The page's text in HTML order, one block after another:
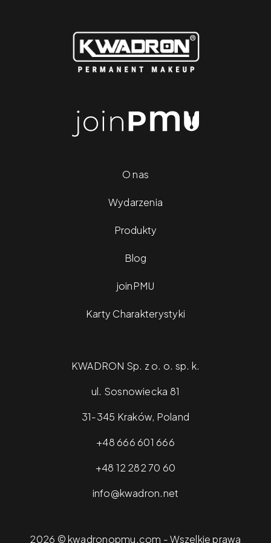
O nas
Wydarzenia
Produkty
Blog
joinPMU
Karty Charakterystyki
KWADRON Sp. z o. o. sp. k.
ul. Sosnowiecka 81
31-345 Kraków, Poland
+48 666 601 666
+48 12 282 70 60
info@kwadron.net
2026 © kwadronopmu.com - Wszelkie prawa